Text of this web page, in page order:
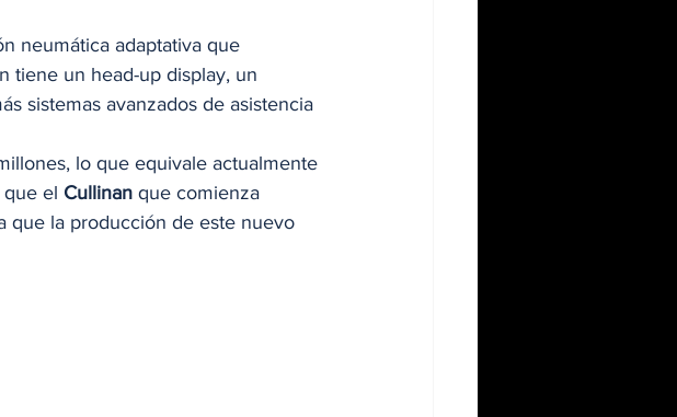
neumática adaptativa que
tiene un head-up display, un
sistemas avanzados de asistencia
lo que equivale actualmente
que el Cullinan que comienza
que la producción de este nuevo